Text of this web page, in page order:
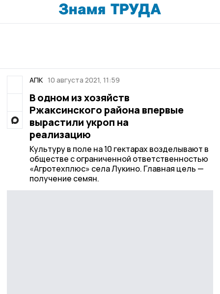
АПК 10 августа 2021, 11:59
В одном из хозяйств
Ржаксинского района впервые
вырастили укроп на
реализацию
Культуру в поле на 10 гектарах возделывают в
обществе с ограниченной ответственностью
«Агротехплюс» села Лукино. Главная цель —
получение семян.